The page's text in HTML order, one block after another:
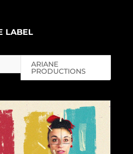
LABEL
ARIANE
PRODUCTIONS